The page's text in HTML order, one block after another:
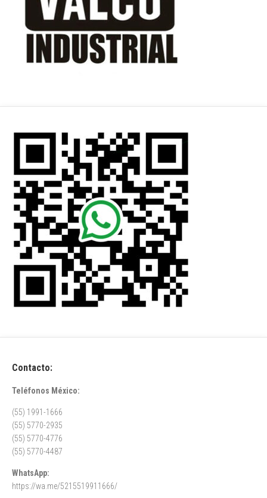
Contacto:
Teléfonos México:
(55) 1991-1666
(55) 5770-2935
(55) 5770-4776
(55) 5770-4487
WhatsApp:
https://wa.me/5215519911666/